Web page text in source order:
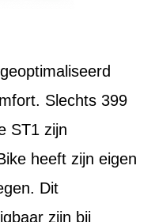
Slechts 399
ST1 zijn
heeft zijn eigen
Dit
zijn bij